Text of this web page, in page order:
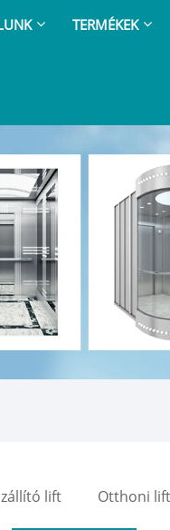
TERMÉKEK
lift Otthoni lift